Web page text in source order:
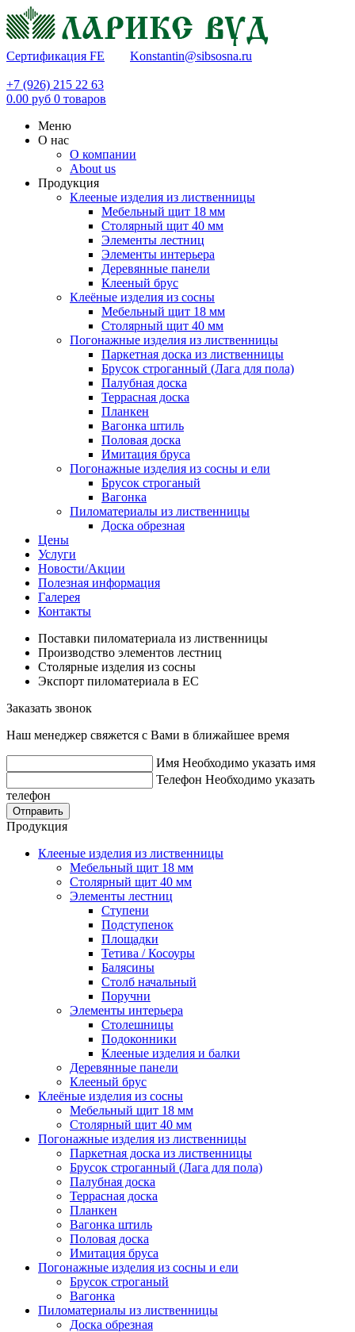
Сертификация FE Konstantin@sibsosna.ru
+7 (926) 215 22 63
0.00 руб 0 товаров
Меню
О нас
О компании
About us
Продукция
Клееные изделия из лиственницы
Мебельный щит 18 мм
Столярный щит 40 мм
Элементы лестниц
Элементы интерьера
Деревянные панели
Клееный брус
Клеёные изделия из сосны
Мебельный щит 18 мм
Столярный щит 40 мм
Погонажные изделия из лиственницы
Паркетная доска из лиственницы
Брусок строганный (Лага для пола)
Палубная доска
Террасная доска
Планкен
Вагонка штиль
Половая доска
Имитация бруса
Погонажные изделия из сосны и ели
Брусок строганый
Вагонка
Пиломатериалы из лиственницы
Доска обрезная
Цены
Услуги
Новости/Акции
Полезная информация
Галерея
Контакты
Поставки пиломатериала из лиственницы
Производство элементов лестниц
Столярные изделия из сосны
Экспорт пиломатериала в ЕС
Заказать звонок
Наш менеджер свяжется с Вами в ближайшее время
Имя Необходимо указать имя
Телефон Необходимо указать
телефон
Отправить
Продукция
Клееные изделия из лиственницы
Мебельный щит 18 мм
Столярный щит 40 мм
Элементы лестниц
Ступени
Подступенок
Площадки
Тетива / Косоуры
Балясины
Столб начальный
Поручни
Элементы интерьера
Столешницы
Подоконники
Клееные изделия и балки
Деревянные панели
Клееный брус
Клеёные изделия из сосны
Мебельный щит 18 мм
Столярный щит 40 мм
Погонажные изделия из лиственницы
Паркетная доска из лиственницы
Брусок строганный (Лага для пола)
Палубная доска
Террасная доска
Планкен
Вагонка штиль
Половая доска
Имитация бруса
Погонажные изделия из сосны и ели
Брусок строганый
Вагонка
Пиломатериалы из лиственницы
Доска обрезная